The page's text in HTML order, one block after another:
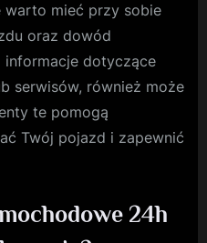
warto mieć przy sobie
oraz dowód
informacje dotyczące
serwisów, również może
te pomogą
Twój pojazd i zapewnić
24h